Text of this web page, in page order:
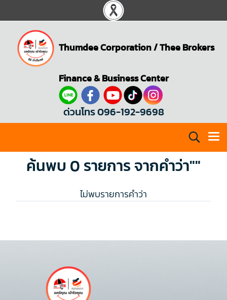
Thumdee Corporation/Thee Brokers
Finance & Business Center
ด่วนโทร 096-192-9698
ค้นพบ 0 รายการ จากคำว่า""
ไม่พบรายการคำว่า